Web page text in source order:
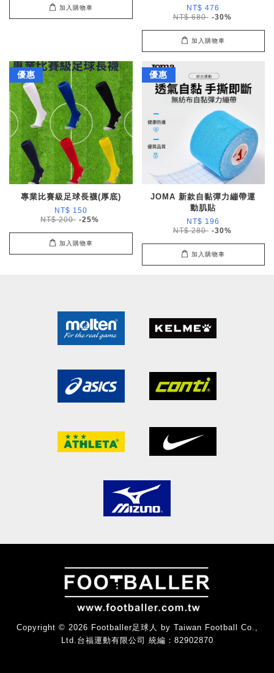
加入購物車
NT$ 476
NT$ 680 -30%
加入購物車
優惠
專業比賽級足球長襪(厚底)
NT$ 150
NT$ 200 -25%
加入購物車
優惠
JOMA 新款自黏彈力繃帶運
動肌貼
NT$ 196
NT$ 280 -30%
加入購物車
Copyright © 2026 Footballer足球人 by Taiwan Football Co.,
Ltd.台福運動有限公司 統編：82902870